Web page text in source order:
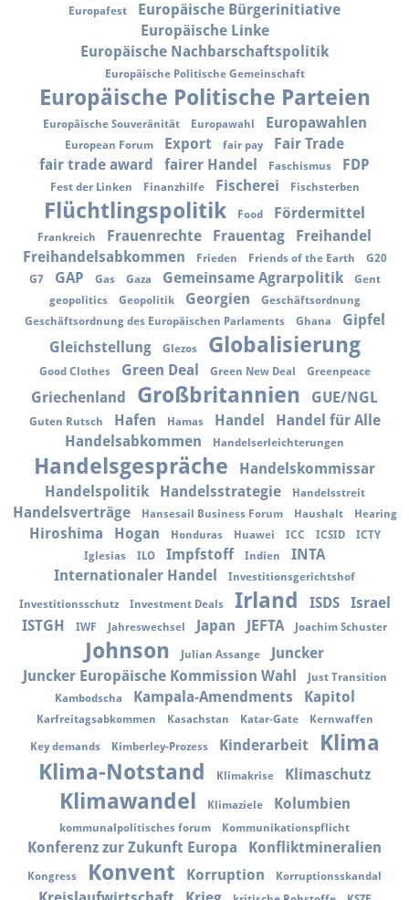
Europafest
Europäische Bürgerinitiative
Europäische Linke
Europäische Nachbarschaftspolitik
Europäische Politische Gemeinschaft
Europäische Politische Parteien
Europäische Souveränität Europawahl Europawahlen
European Forum Export fair pay
Fair Trade
fair trade award
fairer Handel Faschismus FDP
Fest der Linken Finanzhilfe Fischerei Fischsterben
Flüchtlingspolitik Food Fördermittel
Frankreich Frauenrechte Frauentag
Freihandel
Freihandelsabkommen
Frieden Friends of the Earth
G20
G7
GAP Gas Gaza Gemeinsame Agrarpolitik
Gent
geopolitics
Geopolitik Georgien
Geschäftsordnung
Geschäftsordnung des Europäischen Parlaments
Ghana
Gipfel
Gleichstellung
Glezos Globalisierung
Good Clothes Green Deal Green New Deal Greenpeace
Griechenland Großbritannien GUE/NGL
Guten Rutsch Hafen Hamas Handel
Handel für Alle
Handelsabkommen
Handelserleichterungen
Handelsgespräche
Handelskommissar
Handelspolitik
Handelsstrategie Handelsstreit
Handelsverträge Hansesail Business Forum Haushalt Hearing
Hiroshima Hogan Honduras Huawei ICC ICSID
ICTY
Iglesias
ILO Impfstoff Indien
INTA
Internationaler Handel
Investitionsgerichtshof
Investitionsschutz Investment Deals Irland ISDS
Israel
ISTGH
IWF Jahreswechsel Japan JEFTA Joachim Schuster
Johnson Julian Assange
Juncker
Juncker Europäische Kommission Wahl
Just Transition
Kambodscha
Kampala-Amendments Kapitol
Karfreitagsabkommen Kasachstan Katar-Gate Kernwaffen
Key demands Kimberley-Prozess Kinderarbeit
Klima
Klima-Notstand
Klimakrise Klimaschutz
Klimawandel Klimaziele Kolumbien
kommunalpolitisches forum Kommunikationspflicht
Konferenz zur Zukunft Europa Konfliktmineralien
Kongress Konvent Korruption Korruptionsskandal